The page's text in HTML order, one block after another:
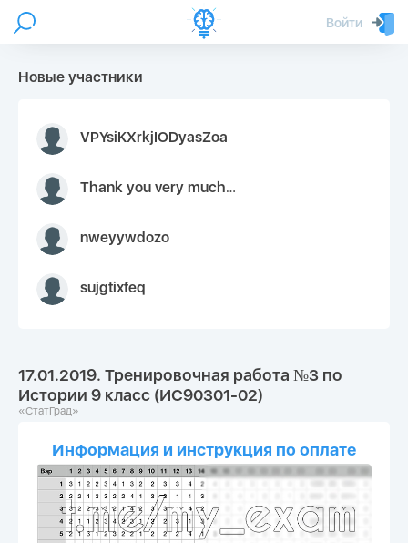
Войти
Новые участники
VPYsiKXrkjIODyasZoa
Thank you very much for your inquiry We appreciate you 9126052 https://youtube.com faceapple !
nweyywdozo
sujgtixfeq
17.01.2019. Тренировочная работа №3 по
Истории 9 класс (ИС90301-02)
«СтатГрад»
Информация и инструкция по оплате